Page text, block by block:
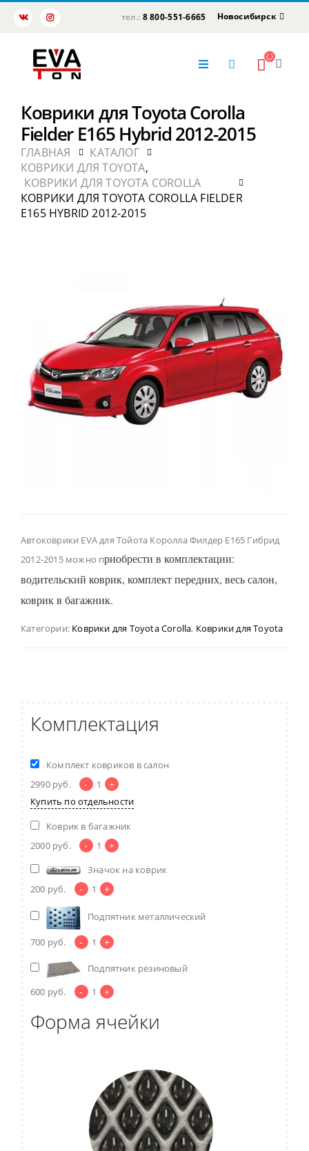
тел.: 8 800-551-6665 Новосибирск
Коврики для Toyota Corolla
Fielder E165 Hybrid 2012-2015
ГЛАВНАЯ
КАТАЛОГ
КОВРИКИ ДЛЯ TOYOTA,
КОВРИКИ ДЛЯ TOYOTA COROLLA
КОВРИКИ ДЛЯ TOYOTA COROLLA FIELDER
E165 HYBRID 2012-2015
Автоковрики EVA для Тойота Королла Филдер Е165 Гибрид
2012-2015 можно приобрести в комплектации:
водительский коврик, комплект передних, весь салон,
коврик в багажник.
Категории: Коврики для Toyota Corolla, Коврики для Toyota
Комплектация
Комплект ковриков в салон
2990 руб. - 1 +
Купить по отдельности
Коврик в багажник
2000 руб. - 1 +
Значок на коврик
200 руб. - 1 +
Подпятник металлический
700 руб. - 1 +
Подпятник резиновый
600 руб. - 1 +
Форма ячейки